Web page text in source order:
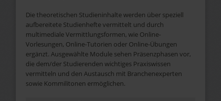
Die theoretischen Studieninhalte werden über speziell
aufbereitete Studienhefte vermittelt und durch
multimediale Vermittlungsformen, wie Online-
Vorlesungen, Online-Tutorien oder Online-Übungen
ergänzt. Ausgewählte Module sehen Präsenzphasen vor,
die dem/der Studierenden wichtiges Praxiswissen
vermitteln und den Austausch mit Branchenexperten
sowie Kommilitonen ermöglichen.